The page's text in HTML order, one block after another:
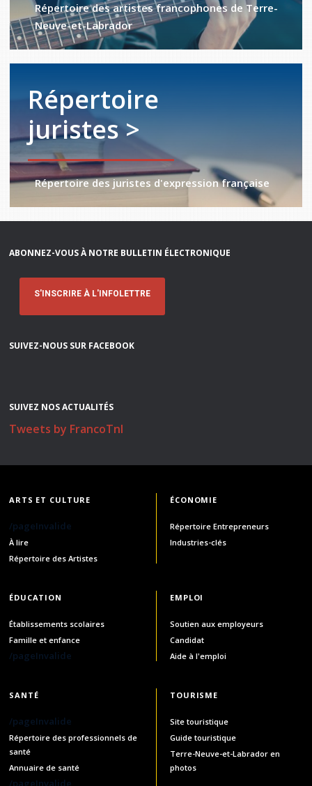
Répertoire des artistes francophones de Terre-
Neuve-et-Labrador
Répertoire
juristes >
Répertoire des juristes d'expression française
ABONNEZ-VOUS À NOTRE BULLETIN ÉLECTRONIQUE
S'INSCRIRE À L'INFOLETTRE
SUIVEZ-NOUS SUR FACEBOOK
SUIVEZ NOS ACTUALITÉS
Tweets by FrancoTnl
ARTS ET CULTURE
/pageInvalide
À lire
Répertoire des Artistes
ÉCONOMIE
Répertoire Entrepreneurs
Industries-clés
ÉDUCATION
Établissements scolaires
Famille et enfance
/pageInvalide
EMPLOI
Soutien aux employeurs
Candidat
Aide à l'emploi
SANTÉ
/pageInvalide
Répertoire des professionnels de
santé
Annuaire de santé
/pageInvalide
TOURISME
Site touristique
Guide touristique
Terre-Neuve-et-Labrador en
photos